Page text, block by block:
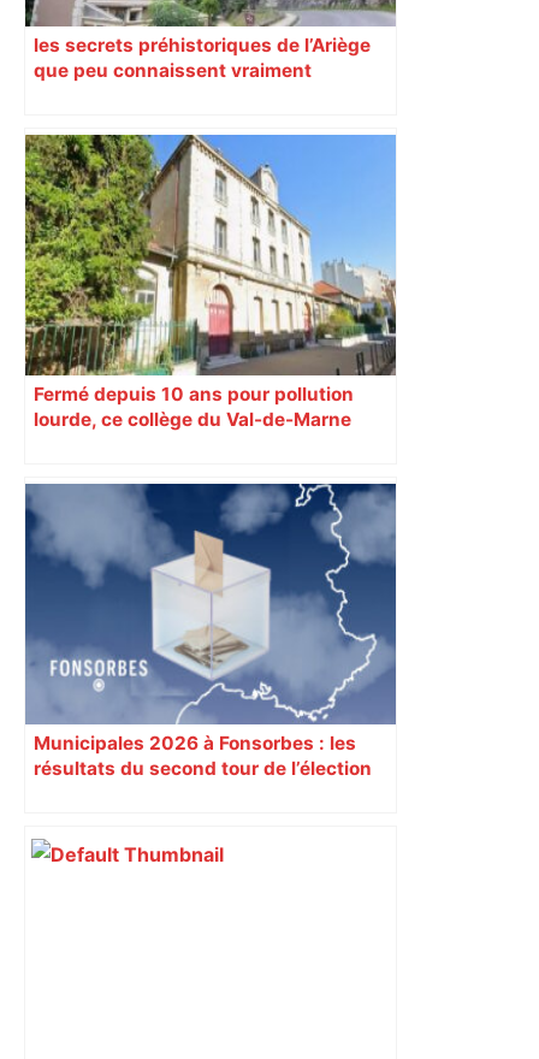
les secrets préhistoriques de l’Ariège
que peu connaissent vraiment
Fermé depuis 10 ans pour pollution
lourde, ce collège du Val-de-Marne
Municipales 2026 à Fonsorbes : les
résultats du second tour de l’élection